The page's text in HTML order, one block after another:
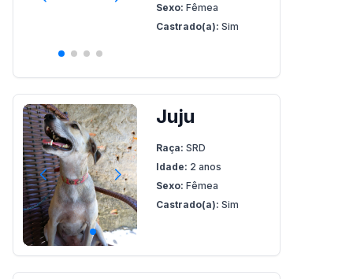
Sexo: Fêmea
Castrado(a): Sim
Juju
Raça: SRD
Idade: 2 anos
Sexo: Fêmea
Castrado(a): Sim